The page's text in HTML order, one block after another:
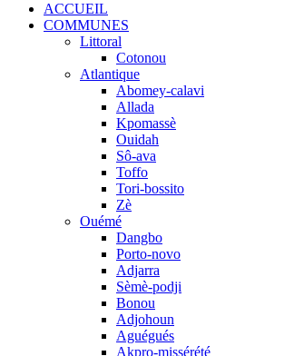
ACCUEIL
COMMUNES
Littoral
Cotonou
Atlantique
Abomey-calavi
Allada
Kpomassè
Ouidah
Sô-ava
Toffo
Tori-bossito
Zè
Ouémé
Dangbo
Porto-novo
Adjarra
Sèmè-podji
Bonou
Adjohoun
Aguégués
Akpro-missérété